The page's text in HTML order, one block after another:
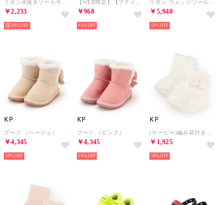
￥2,233
30%
￥968
45%
￥5,940
50%
KP
ブーツ （ベージュ）
￥4,345
50%
KP
ブーツ （ピンク）
￥4,345
50%
KP
￥1,925
50%